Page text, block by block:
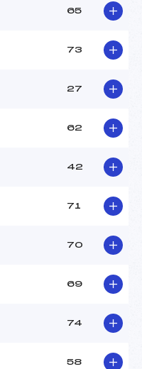
65
73
27
62
42
71
70
69
74
58